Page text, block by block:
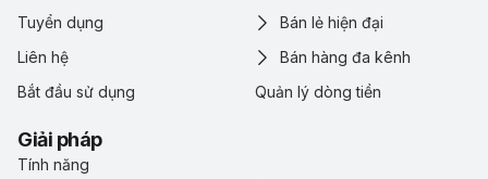
Tuyển dụng
Liên hệ
Bắt đầu sử dụng
Bán lẻ hiện đại
Bán hàng đa kênh
Quản lý dòng tiền
Giải pháp
Tính năng